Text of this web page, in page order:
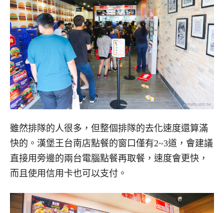
雖然排隊的人很多，但整個排隊的去化速度還算滿
快的。漢堡王台南店點餐的窗口僅有2~3道，會建議
直接用旁邊的兩台電腦點餐再取餐，速度會更快，
而且使用信用卡也可以支付。